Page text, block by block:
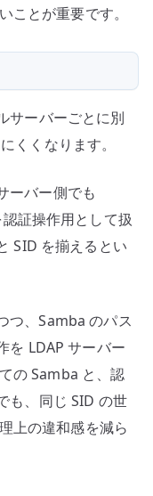
ことが重要です。
サーバーごとに別
くくなります。
ーバー側でも
証操作用として扱
SID を揃えるとい
つ、Samba のパス
を LDAP サーバー
の Samba と、認
も、同じ SID の世
上の違和感を減ら